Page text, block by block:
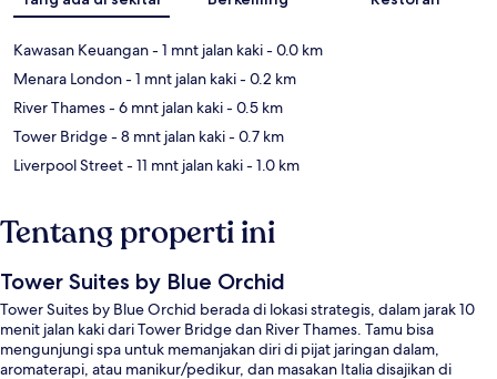
Kawasan Keuangan- 1 mnt jalan kaki- 0.0 km
Menara London- 1 mnt jalan kaki- 0.2 km
River Thames- 6 mnt jalan kaki- 0.5 km
Tower Bridge- 8 mnt jalan kaki- 0.7 km
Liverpool Street- 11 mnt jalan kaki- 1.0 km
Tentang properti ini
Tower Suites by Blue Orchid
Tower Suites by Blue Orchid berada di lokasi strategis, dalam jarak 10
menit jalan kaki dari Tower Bridge dan River Thames. Tamu bisa
mengunjungi spa untuk memanjakan diri di pijat jaringan dalam,
aromaterapi, atau manikur/pedikur, dan masakan Italia disajikan di